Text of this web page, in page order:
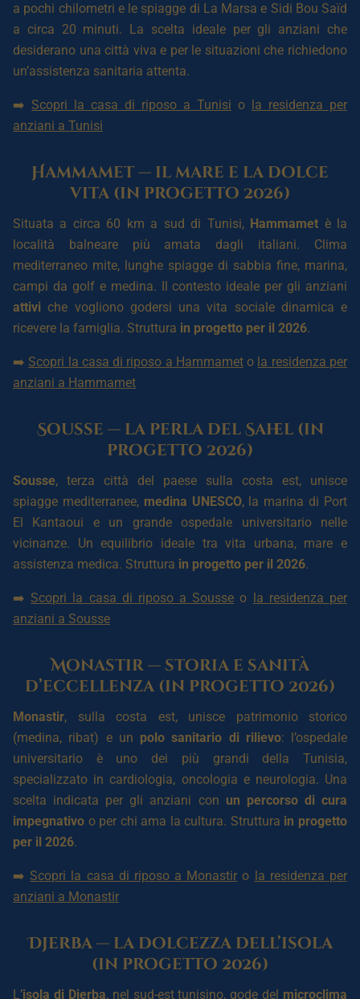
a pochi chilometri e le spiagge di La Marsa e Sidi Bou Saïd
a circa 20 minuti. La scelta ideale per gli anziani che
desiderano una città viva e per le situazioni che richiedono
un’assistenza sanitaria attenta.
➡️ Scopri la casa di riposo a Tunisi o la residenza per
anziani a Tunisi
Hammamet — il mare e la dolce
vita (in progetto 2026)
Situata a circa 60 km a sud di Tunisi, Hammamet è la
località balneare più amata dagli italiani. Clima
mediterraneo mite, lunghe spiagge di sabbia fine, marina,
campi da golf e medina. Il contesto ideale per gli anziani
attivi che vogliono godersi una vita sociale dinamica e
ricevere la famiglia. Struttura in progetto per il 2026.
➡️Scopri la casa di riposo a Hammameto la residenza per
anziani a Hammamet
Sousse — la perla del Sahel (in
progetto 2026)
Sousse, terza città del paese sulla costa est, unisce
spiagge mediterranee, medina UNESCO, la marina di Port
El Kantaoui e un grande ospedale universitario nelle
vicinanze. Un equilibrio ideale tra vita urbana, mare e
assistenza medica. Struttura in progetto per il 2026.
➡️Scopri la casa di riposo a Sousse o la residenza per
anziani a Sousse
Monastir — storia e sanità
d’eccellenza (in progetto 2026)
Monastir, sulla costa est, unisce patrimonio storico
(medina, ribat) e un polo sanitario di rilievo: l’ospedale
universitario è uno dei più grandi della Tunisia,
specializzato in cardiologia, oncologia e neurologia. Una
scelta indicata per gli anziani con un percorso di cura
impegnativo o per chi ama la cultura. Struttura in progetto
per il 2026.
➡️Scopri la casa di riposo a Monastir o la residenza per
anziani a Monastir
Djerba — la dolcezza dell’isola
(in progetto 2026)
L’isola di Djerba, nel sud-est tunisino, gode del microclima